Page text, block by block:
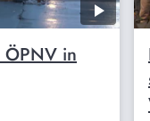
in